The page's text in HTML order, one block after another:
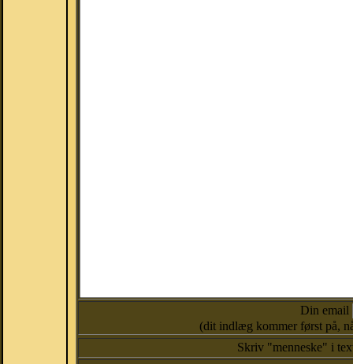
Din email
(dit indlæg kommer først på,
Skriv "menneske" i